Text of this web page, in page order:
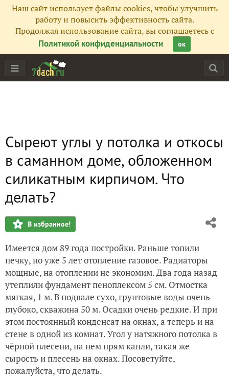
Наш сайт использует файлы cookies, чтобы улучшить
работу и повысить эффективность сайта.
Продолжая использование сайта, вы соглашаетесь с
Политикой конфиденциальности
ок
Сыреют углы у потолка и откосы
в саманном доме, обложенном
силикатным кирпичом. Что
делать?
В избранное!
Имеется дом 89 года постройки. Раньше топили
печку, но уже 5 лет отопление газовое. Радиаторы
мощные, на отоплении не экономим. Два года назад
утеплили фундамент пеноплексом 5 см. Отмостка
мягкая, 1 м. В подвале сухо, грунтовые воды очень
глубоко, скважина 50 м. Осадки очень редкие. И при
этом постоянный конденсат на окнах, а теперь и на
стене в одной из комнат. Угол у натяжного потолка в
чёрной плесени, на нем прям капли, такая же
сырость и плесень на окнах. Посоветуйте,
пожалуйста, что делать.